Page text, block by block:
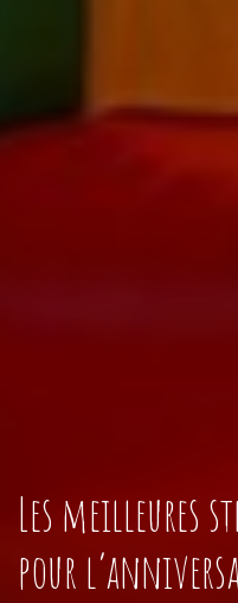
Les meilleures
pour